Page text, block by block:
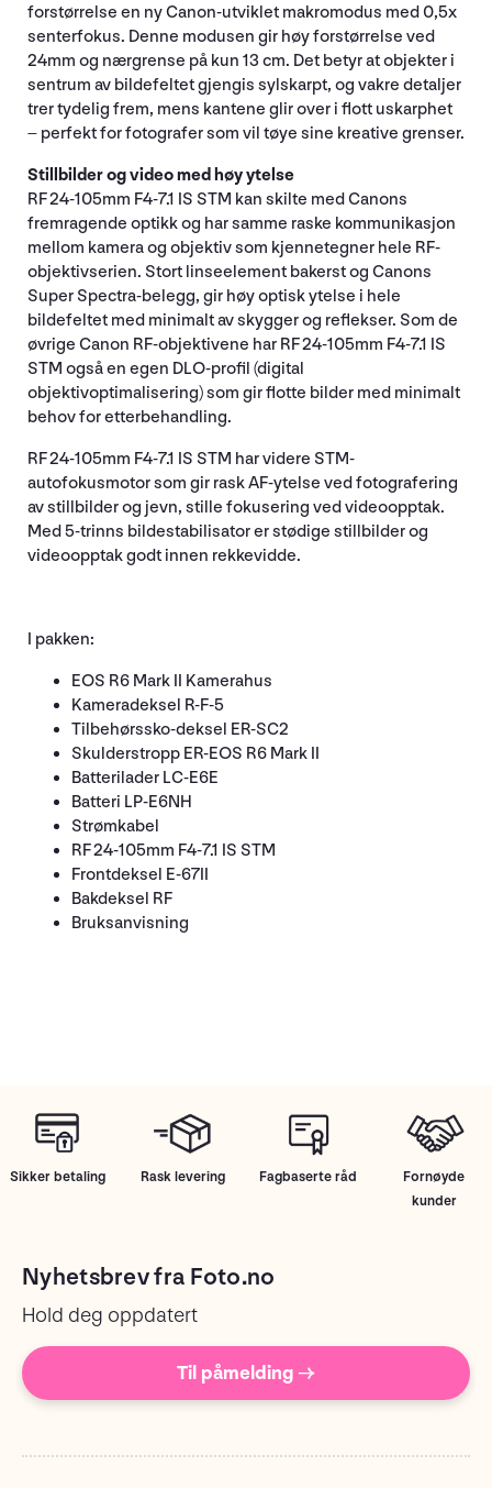
forstørrelse en ny Canon-utviklet makromodus med 0,5x
senterfokus. Denne modusen gir høy forstørrelse ved
24mm og nærgrense på kun 13 cm. Det betyr at objekter i
sentrum av bildefeltet gjengis sylskarpt, og vakre detaljer
trer tydelig frem, mens kantene glir over i flott uskarphet
– perfekt for fotografer som vil tøye sine kreative grenser.
Stillbilder og video med høy ytelse
RF 24-105mm F4-7.1 IS STM kan skilte med Canons
fremragende optikk og har samme raske kommunikasjon
mellom kamera og objektiv som kjennetegner hele RF-
objektivserien. Stort linseelement bakerst og Canons
Super Spectra-belegg, gir høy optisk ytelse i hele
bildefeltet med minimalt av skygger og reflekser. Som de
øvrige Canon RF-objektivene har RF 24-105mm F4-7.1 IS
STM også en egen DLO-profil (digital
objektivoptimalisering) som gir flotte bilder med minimalt
behov for etterbehandling.
RF 24-105mm F4-7.1 IS STM har videre STM-
autofokusmotor som gir rask AF-ytelse ved fotografering
av stillbilder og jevn, stille fokusering ved videoopptak.
Med 5-trinns bildestabilisator er stødige stillbilder og
videoopptak godt innen rekkevidde.
I pakken:
EOS R6 Mark II Kamerahus
Kameradeksel R-F-5
Tilbehørssko-deksel ER-SC2
Skulderstropp ER-EOS R6 Mark II
Batterilader LC-E6E
Batteri LP-E6NH
Strømkabel
RF 24-105mm F4-7.1 IS STM
Frontdeksel E-67II
Bakdeksel RF
Bruksanvisning
Sikker betaling Rask levering Fagbaserte råd
Fornøyde
kunder
Nyhetsbrev fra Foto.no
Hold deg oppdatert
Til påmelding →